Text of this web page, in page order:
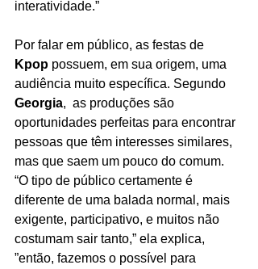
interatividade.”
Por falar em público, as festas de
Kpop possuem, em sua origem, uma
audiência muito específica. Segundo
Georgia,  as produções são
oportunidades perfeitas para encontrar
pessoas que têm interesses similares,
mas que saem um pouco do comum.
“O tipo de público certamente é
diferente de uma balada normal, mais
exigente, participativo, e muitos não
costumam sair tanto,” ela explica,
”então, fazemos o possível para